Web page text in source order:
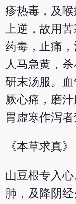
疹热毒，及
上逆，故用
药毒，止痛
人马急黄，
研末汤服。
厥心痛，磨
胃虚寒作泻者
《本草求真
山豆根专入
肺，及降阴